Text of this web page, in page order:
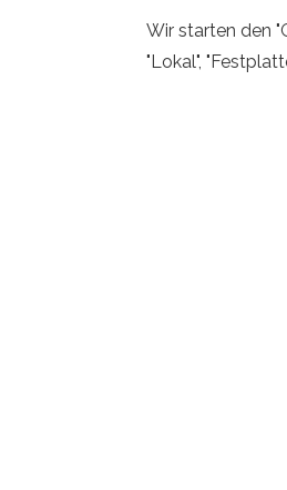
Wir starten den
"Lokal",